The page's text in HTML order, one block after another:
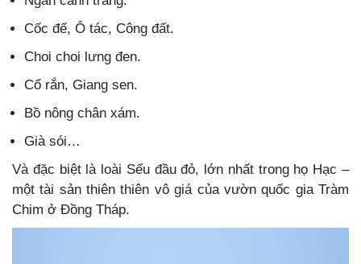
Cốc đế, Ô tác, Công đất.
Choi choi lưng đen.
Cổ rắn, Giang sen.
Bồ nông chân xám.
Già sói…
Và đặc biệt là loài Sếu đầu đỏ, lớn nhất trong họ Hạc –
một tài sản thiên thiên vô giá của vườn quốc gia Tràm
Chim ở Đồng Tháp.